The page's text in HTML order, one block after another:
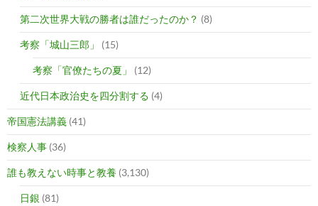
第二次世界大戦の勝者は誰だったのか？ (8)
考察「城山三郎」 (15)
考察「官僚たちの夏」 (12)
近代日本政治史を四分割する (4)
帝国憲法講義 (41)
検察人事 (36)
誰も教えない時事と教養 (3,130)
日銀 (81)